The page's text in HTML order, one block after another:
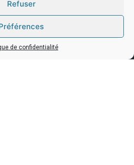
Refuser
de confidentialité